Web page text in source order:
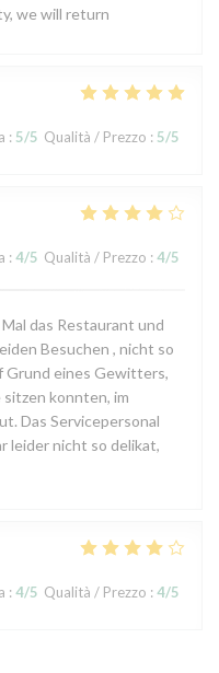
we will return
: 5/5 Qualità / Prezzo : 5/5
: 4/5 Qualità / Prezzo : 4/5
das Restaurant und
Besuchen , nicht so
Grund eines Gewitters,
konnten, im
Das Servicepersonal
leider nicht so delikat,
: 4/5 Qualità / Prezzo : 4/5